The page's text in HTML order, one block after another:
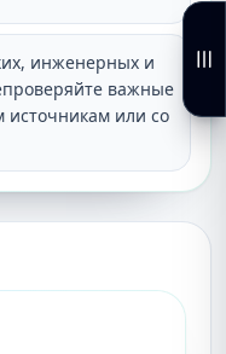
инженерных и
важные
источникам или со